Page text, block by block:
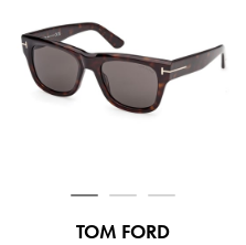
TOM FORD